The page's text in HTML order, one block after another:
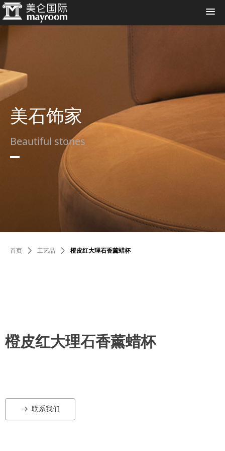
首页 ꄲ 工艺品 ꄲ 橙皮红大理石香薰蜡杯
橙皮红大理石香薰蜡杯
뀠 联系我们
美石饰家
Beautiful stones